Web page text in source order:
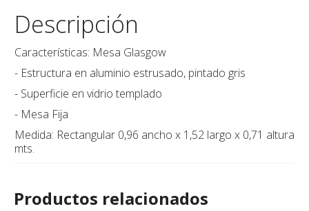
Descripción
Características: Mesa Glasgow
- Estructura en aluminio estrusado, pintado gris
- Superficie en vidrio templado
- Mesa Fija
Medida: Rectangular 0,96 ancho x 1,52 largo x 0,71 altura
mts.
Productos relacionados